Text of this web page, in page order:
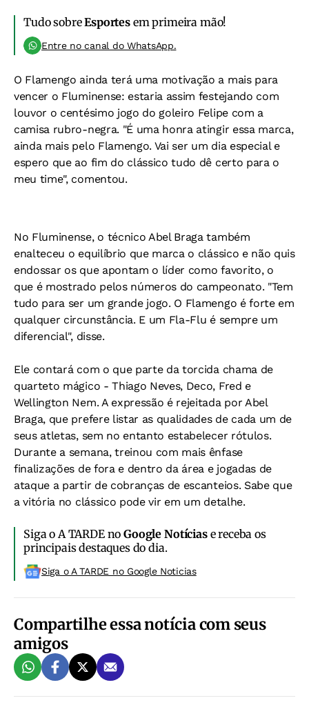
Tudo sobreEsportesem primeira mão!
Entre no canal do WhatsApp.
O Flamengo ainda terá uma motivação a mais para
vencer o Fluminense: estaria assim festejando com
louvor o centésimo jogo do goleiro Felipe com a
camisa rubro-negra. "É uma honra atingir essa marca,
ainda mais pelo Flamengo. Vai ser um dia especial e
espero que ao fim do clássico tudo dê certo para o
meu time", comentou.
No Fluminense, o técnico Abel Braga também
enalteceu o equilíbrio que marca o clássico e não quis
endossar os que apontam o líder como favorito, o
que é mostrado pelos números do campeonato. "Tem
tudo para ser um grande jogo. O Flamengo é forte em
qualquer circunstância. E um Fla-Flu é sempre um
diferencial", disse.
Ele contará com o que parte da torcida chama de
quarteto mágico - Thiago Neves, Deco, Fred e
Wellington Nem. A expressão é rejeitada por Abel
Braga, que prefere listar as qualidades de cada um de
seus atletas, sem no entanto estabelecer rótulos.
Durante a semana, treinou com mais ênfase
finalizações de fora e dentro da área e jogadas de
ataque a partir de cobranças de escanteios. Sabe que
a vitória no clássico pode vir em um detalhe.
Siga o A TARDE noGoogle Notíciase receba os
principais destaques do dia.
Siga o A TARDE no Google Noticias
Compartilhe essa notícia com seus
amigos